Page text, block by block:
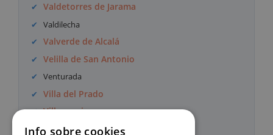
Valdetorres de Jarama
Valdilecha
Valverde de Alcalá
Velilla de San Antonio
Venturada
Villa del Prado
Villaconejos
Villalbilla
Info sobre cookies